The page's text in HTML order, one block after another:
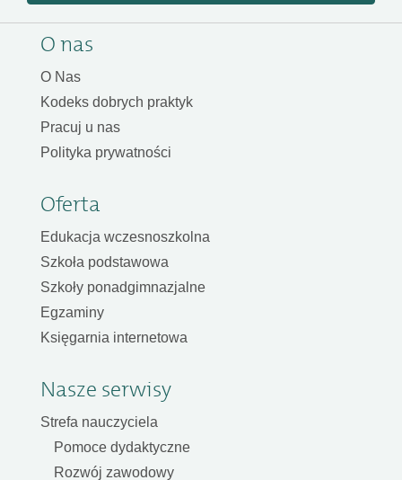
O nas
O Nas
Kodeks dobrych praktyk
Pracuj u nas
Polityka prywatności
Oferta
Edukacja wczesnoszkolna
Szkoła podstawowa
Szkoły ponadgimnazjalne
Egzaminy
Księgarnia internetowa
Nasze serwisy
Strefa nauczyciela
Pomoce dydaktyczne
Rozwój zawodowy